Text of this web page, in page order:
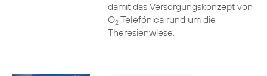
damit das Versorgungskonzept von
O2Telefónica rund um die
Theresienwiese.